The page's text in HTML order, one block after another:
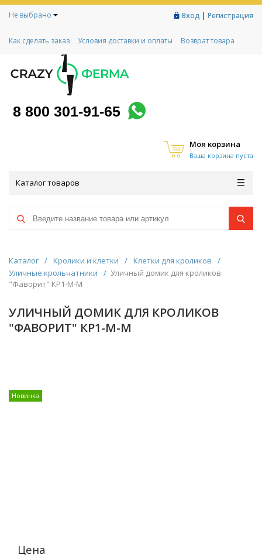
Не выбрано Вход | Регистрация
Как сделать заказ Условия доставки и оплаты
Возврат товара
Контакты
Социальный контракт
Любимая ферма
8 800 301-91-65
Моя корзина
Ваша корзина пуста
Каталог товаров
Каталог / Кролики и клетки / Клетки для кроликов
/
Уличные крольчатники
/ Уличный домик для кроликов
"Фаворит" КР1-М-М
УЛИЧНЫЙ ДОМИК ДЛЯ КРОЛИКОВ
"ФАВОРИТ" КР1-М-М
Новинка
Цена